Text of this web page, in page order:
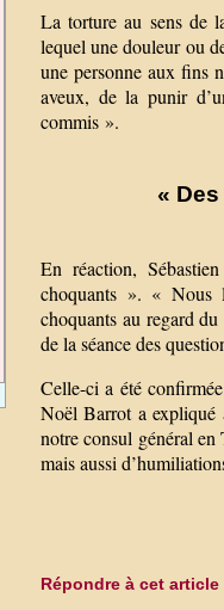
La torture au sens de
lequel une douleur ou
une personne aux fins
aveux, de la punir
commis ».
«
En réaction,
choquants ». « Nous
choquants au regard
de la séance des
Celle-ci a été
Noël Barrot a expliqué
notre consul général en
mais aussi
Répondre à cet article